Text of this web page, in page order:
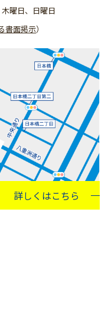
木曜日、日曜日
書面掲示）
詳しくはこちら